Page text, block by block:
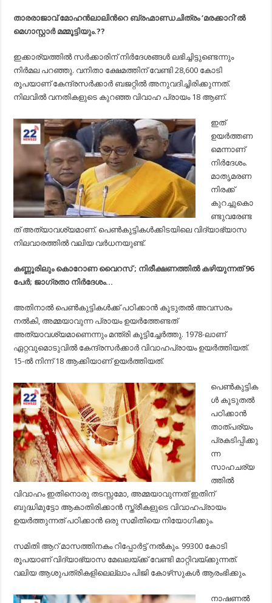
താരരാജാവ് മോഹന്‍ലാലിന്‍റെ ബ്രഹ്മാണ്ഡചിത്രം ‘മരക്കാറി’ല്‍
മെഗാസ്റ്റാര്‍ മമ്മൂട്ടിയും.??
ഇക്കാര്യത്തില്‍ സര്‍ക്കാരിന് നിര്‍ദേശങ്ങള്‍ ലഭിച്ചിട്ടുണ്ടെന്നും
നിര്‍മല പറഞ്ഞു. വനിതാ ക്ഷേമത്തിന് വേണ്ടി 28,600 കോടി
രൂപയാണ് കേന്ദ്രസര്‍ക്കാര്‍ ബജറ്റില്‍ അനുവദിച്ചിരിക്കുന്നത്.
നിലവില്‍ വനതികളുടെ കുറഞ്ഞ വിവാഹ പ്രായം 18 ആണ്.
ഇത്
ഉയര്‍ത്തണ
മെന്നാണ്
നിര്‍ദേശം.
മാതൃമരണ
നിരക്ക്
കുറച്ചുകൊ
ണ്ടുവരേണ്ട
ത് അത്യാവശ്യമാണ്. പെണ്‍കുട്ടികള്‍ക്കിടയിലെ വിദ്യാഭ്യാസ
നിലവാരത്തില്‍ വലിയ വര്‍ധനയുണ്ട്.
കണ്ണൂരിലും കൊറോണ വൈറസ് ; നിരീക്ഷണത്തില്‍ കഴിയുന്നത് 96
പേര്‍; ജാഗ്രതാ നിര്‍ദേശം…
അതിനാല്‍ പെണ്‍കുട്ടികള്‍ക്ക് പഠിക്കാന്‍ കൂടുതല്‍ അവസരം
നല്‍കി, അമ്മയാവുന്ന പ്രായം ഉയര്‍ത്തേണ്ടത്
അത്യാവശ്യമാണെന്നും മന്ത്രി കൂട്ടിച്ചേര്‍ത്തു. 1978-ലാണ്
ഏറ്റവുമൊടുവില്‍ കേന്ദ്രസര്‍ക്കാര്‍ വിവാഹപ്രായം ഉയര്‍ത്തിയത്.
15-ല്‍ നിന്ന് 18 ആക്കിയാണ് ഉയര്‍ത്തിയത്.
പെണ്‍കുട്ടിക
ള്‍ കൂടുതല്‍
പഠിക്കാന്‍
താത്പര്യം
പ്രകടിപ്പിക്കു
ന്ന
സാഹചര്യ
ത്തില്‍
വിവാഹം ഇതിനൊരു തടസ്സമോ, അമ്മയാവുന്നത് ഇതിന്
ബുദ്ധിമുട്ടോ ആകാതിരിക്കാന്‍ സ്ത്രീകളുടെ വിവാഹപ്രായം
ഉയര്‍ത്തുന്നത് പഠിക്കാന്‍ ഒരു സമിതിയെ നിയോഗിക്കും.
സമിതി ആറ് മാസത്തിനകം റിപ്പോര്‍ട്ട് നല്‍കും. 99300 കോടി
രൂപയാണ് വിദ്യാഭ്യാസ മേഖലയ്ക്ക് വേണ്ടി മാറ്റിവയ്ക്കുന്നത്.
വലിയ ആശുപത്രികളിലെല്ലാം പിജി കോഴ്‌സുകള്‍ ആരംഭിക്കും.
നാഷണല്‍